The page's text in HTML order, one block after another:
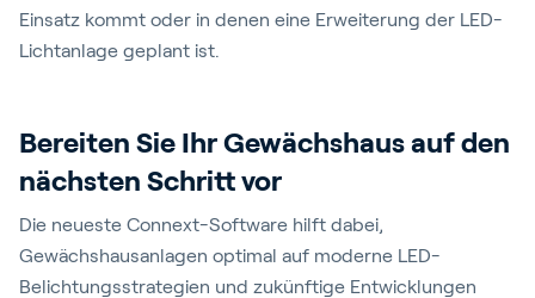
Einsatz kommt oder in denen eine Erweiterung der LED-
Lichtanlage geplant ist.
Bereiten Sie Ihr Gewächshaus auf den
nächsten Schritt vor
Die neueste Connext-Software hilft dabei,
Gewächshausanlagen optimal auf moderne LED-
Belichtungsstrategien und zukünftige Entwicklungen